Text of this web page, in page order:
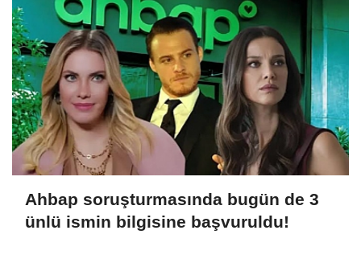
Ahbap soruşturmasında bugün de 3
ünlü ismin bilgisine başvuruldu!